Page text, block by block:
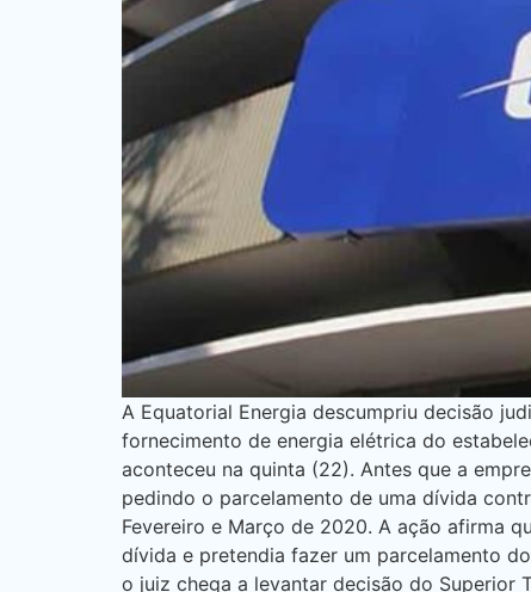
A Equatorial Energia descumpriu decisão
fornecimento de energia elétrica do
aconteceu na quinta (22). Antes que a
pedindo o parcelamento de uma dívida
Fevereiro e Março de 2020. A ação afirma
dívida e pretendia fazer um parcelamento
o juiz chega a levantar decisão do Superior